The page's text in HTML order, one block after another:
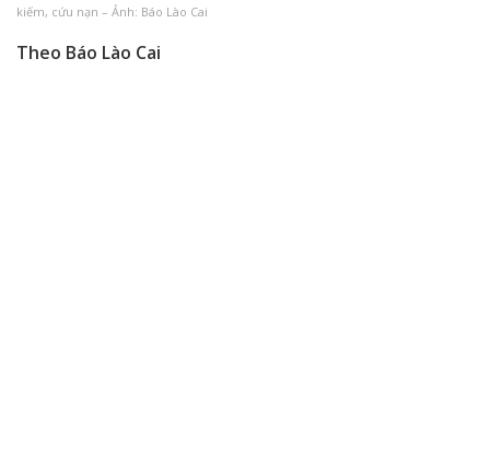
kiếm, cứu nạn – Ảnh: Báo Lào Cai
Theo Báo Lào Cai